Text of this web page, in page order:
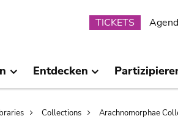
TICKETS
Entdecken
Collections Arachnomorphae